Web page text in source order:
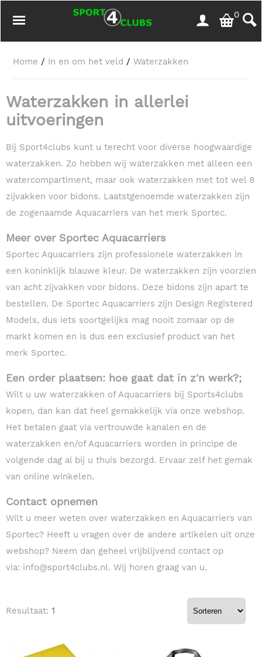
0
Home / In en om het veld / Waterzakken
Waterzakken in allerlei
uitvoeringen
Bij Sport4clubs kunt u terecht voor diverse hoogwaardige
waterzakken. Zo hebben wij waterzakken met alleen een
watercompartiment, maar ook waterzakken met tot wel 8
zijvakken voor bidons. Laatstgenoemde waterzakken zijn
de zogenaamde Aquacarriers van het merk Sportec.
Meer over Sportec Aquacarriers
Sportec Aquacarriers zijn professionele waterzakken in
een koninklijk blauwe kleur. De waterzakken zijn voorzien
van acht zijvakken voor bidons. Deze bidons zijn apart te
bestellen. De Sportec Aquacarriers zijn Design Registered
Models, dus iets soortgelijks mag nooit zomaar op de
markt komen en is dus een exclusief product van het
merk Sportec.
Een order plaatsen: hoe gaat dat in z'n werk?;
Wilt u uw waterzakken of Aquacarriers bij Sports4clubs
kopen, dan kan dat heel gemakkelijk via onze webshop.
Het betalen gaat via vertrouwde kanalen en de
waterzakken en/of Aquacarriers worden in principe de
volgende dag al bij u thuis bezorgd. Ervaar zelf het gemak
van online winkelen.
Contact opnemen
Wilt u meer weten over waterzakken en Aquacarriers van
Sportec? Heeft u vragen over de andere artikelen uit onze
webshop? Neem dan geheel vrijblijvend contact op
via: info@sport4clubs.nl. Wij horen graag van u.
Resultaat: 1